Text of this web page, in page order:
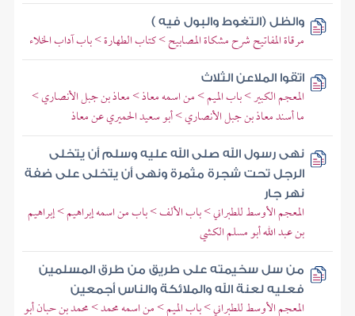
والظل (التغوط والبول فيه )
مرقاة المفاتيح شرح مشكاة المصابيح > كتاب الطهارة > باب آداب الخلاء
اتقوا الملاعن الثلاث
المعجم الكبير > باب الميم > من اسمه معاذ > معاذ بن جبل الأنصاري >
ما أسند معاذ بن جبل الأنصاري > أبو سعيد الحميري عن معاذ
نهى رسول الله صلى الله عليه وسلم أن يتخلى
الرجل تحت شجرة مثمرة ونهى أن يتخلى على ضفة
نهر جار
المعجم الأوسط للطبراني > باب الألف > باب من اسمه إبراهيم > إبراهيم
بن عبد الله أبو مسلم الكشي
من سل سخيمته على طريق من طرق المسلمين
فعليه لعنة الله والملائكة والناس أجمعين
المعجم الأوسط للطبراني > باب الميم > من اسمه محمد > محمد بن حبان أبو